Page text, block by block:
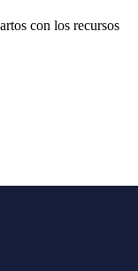
con los recursos